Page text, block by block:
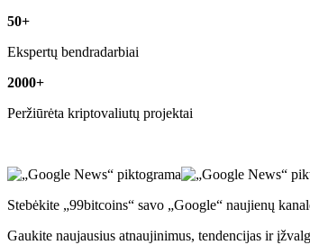
50+
Ekspertų bendradarbiai
2000+
Peržiūrėta kriptovaliutų projektai
Stebėkite „99bitcoins“ savo „Google“ naujienų
Gaukite naujausius atnaujinimus, tendencijas ir